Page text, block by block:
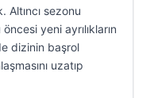
sezonu
yeni ayrılıkların
dizinin başrol
uzatıp